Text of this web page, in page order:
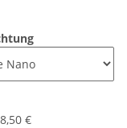
€